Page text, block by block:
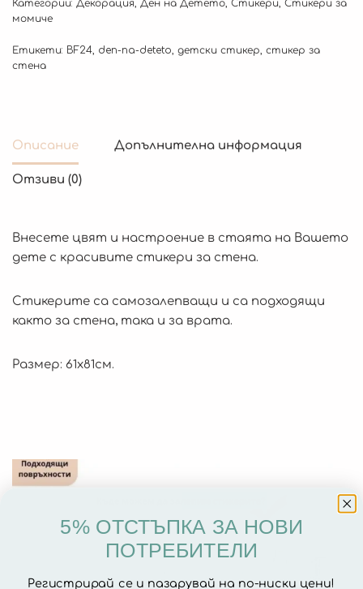
Категории: Декорация Ден на Детето Стикери Стикери за
момиче
Етикети: BF24 den-na-deteto детски стикер стикер за
стена
Описание Допълнителна информация
Отзиви (0)
Внесете цвят и настроение в стаята на Вашето
дете с красивите стикери за стена.
Стикерите са самозалепващи и са подходящи
както за стена, така и за врата.
Размер: 61х81см.
5% ОТСТЪПКА ЗА НОВИ
ПОТРЕБИТЕЛИ
Регистрирай се и пазарувай на по-ниски цени!